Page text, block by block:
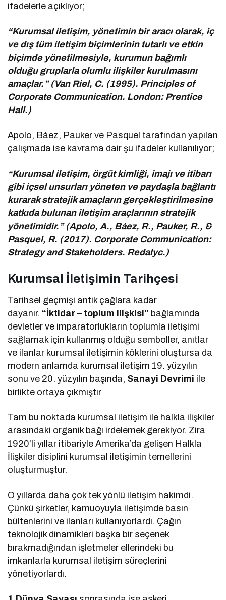
ifadelerle açıklıyor;
“Kurumsal iletişim, yönetimin bir aracı olarak, iç
ve dış tüm iletişim biçimlerinin tutarlı ve etkin
biçimde yönetilmesiyle, kurumun bağımlı
olduğu gruplarla olumlu ilişkiler kurulmasını
amaçlar.” (Van Riel, C. (1995). Principles of
Corporate Communication. London: Prentice
Hall.)
Apolo, Báez, Pauker ve Pasquel tarafından yapılan
çalışmada ise kavrama dair şu ifadeler kullanılıyor;
“Kurumsal iletişim, örgüt kimliği, imajı ve itibarı
gibi içsel unsurları yöneten ve paydaşla bağlantı
kurarak stratejik amaçların gerçekleştirilmesine
katkıda bulunan iletişim araçlarının stratejik
yönetimidir.” (Apolo, A., Báez, R., Pauker, R., &
Pasquel, R. (2017). Corporate Communication:
Strategy and Stakeholders. Redalyc.)
Kurumsal İletişimin Tarihçesi
Tarihsel geçmişi antik çağlara kadar
dayanır. “İktidar – toplum ilişkisi” bağlamında
devletler ve imparatorlukların toplumla iletişimi
sağlamak için kullanmış olduğu semboller, anıtlar
ve ilanlar kurumsal iletişimin köklerini oluştursa da
modern anlamda kurumsal iletişim 19. yüzyılın
sonu ve 20. yüzyılın başında, Sanayi Devrimi ile
birlikte ortaya çıkmıştır
Tam bu noktada kurumsal iletişim ile halkla ilişkiler
arasındaki organik bağı irdelemek gerekiyor. Zira
1920’li yıllar itibariyle Amerika’da gelişen Halkla
İlişkiler disiplini kurumsal iletişimin temellerini
oluşturmuştur.
O yıllarda daha çok tek yönlü iletişim hakimdi.
Çünkü şirketler, kamuoyuyla iletişimde basın
bültenlerini ve ilanları kullanıyorlardı. Çağın
teknolojik dinamikleri başka bir seçenek
bırakmadığından işletmeler ellerindeki bu
imkanlarla kurumsal iletişim süreçlerini
yönetiyorlardı.